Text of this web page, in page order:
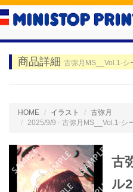
商品詳細 古弥月MS__Vol.1-シ
HOME イラスト
古弥月
2025/9/9 - 古弥月MS__Vol.1-シ
古
ル